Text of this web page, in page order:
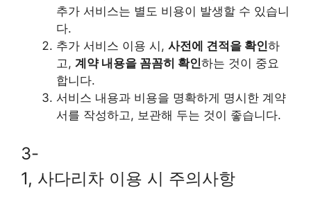
추가 서비스는 별도 비용이 발생할 수 있습니
다.
추가 서비스 이용 시, 사전에 견적을 확인하
고, 계약 내용을 꼼꼼히 확인하는 것이 중요
합니다.
서비스 내용과 비용을 명확하게 명시한 계약
서를 작성하고, 보관해 두는 것이 좋습니다.
3-
1, 사다리차 이용 시 주의사항